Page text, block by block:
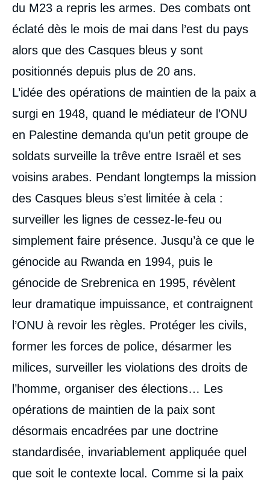
du M23 a repris les armes. Des combats ont
éclaté dès le mois de mai dans l’est du pays
alors que des Casques bleus y sont
positionnés depuis plus de 20 ans.
L’idée des opérations de maintien de la paix a
surgi en 1948, quand le médiateur de l’ONU
en Palestine demanda qu’un petit groupe de
soldats surveille la trêve entre Israël et ses
voisins arabes. Pendant longtemps la mission
des Casques bleus s’est limitée à cela :
surveiller les lignes de cessez-le-feu ou
simplement faire présence. Jusqu’à ce que le
génocide au Rwanda en 1994, puis le
génocide de Srebrenica en 1995, révèlent
leur dramatique impuissance, et contraignent
l’ONU à revoir les règles. Protéger les civils,
former les forces de police, désarmer les
milices, surveiller les violations des droits de
l’homme, organiser des élections… Les
opérations de maintien de la paix sont
désormais encadrées par une doctrine
standardisée, invariablement appliquée quel
que soit le contexte local. Comme si la paix